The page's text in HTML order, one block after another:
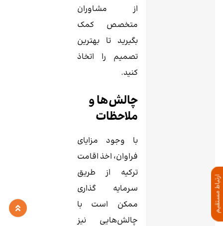
از مشاوران
متخصص کمک
بگیرید تا بهترین
تصمیم را اتخاذ
کنید.
چالش‌ها و
ملاحظات
با وجود مزایای
فراوان، اخذ اقامت
ترکیه از طریق
سرمایه گذاری
ممکن است با
چالش‌هایی نیز
ارتباط مستقیم